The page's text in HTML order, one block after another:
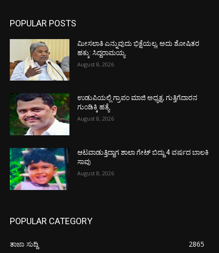
POPULAR POSTS
ಮೀಸಲಾತಿ ಎನ್ನುವುದು ಭಿಕ್ಷೆಯಲ್ಲ, ಅದು ಶೋಷಿತರ
ಹಕ್ಕು: ಸಿದ್ದರಾಮಯ್ಯ
August 8, 2026
ಉಡುಪಿಯಲ್ಲಿ ಗ್ರಾಪಂ ಮಾಜಿ ಅಧ್ಯಕ್ಷ, ಗುತ್ತಿಗೆದಾರನ
ಗುಂಡಿಕ್ಕಿ ಹತ್ಯೆ
August 8, 2026
ಆಟವಾಡುತ್ತಿದ್ದಾಗ ಶಾಲಾ ಗೇಟ್‌ ಬಿದ್ದು 4 ವರ್ಷದ ಬಾಲಕಿ
ಸಾವು
August 8, 2026
POPULAR CATEGORY
ತಾಜಾ ಸುದ್ದಿ
2865